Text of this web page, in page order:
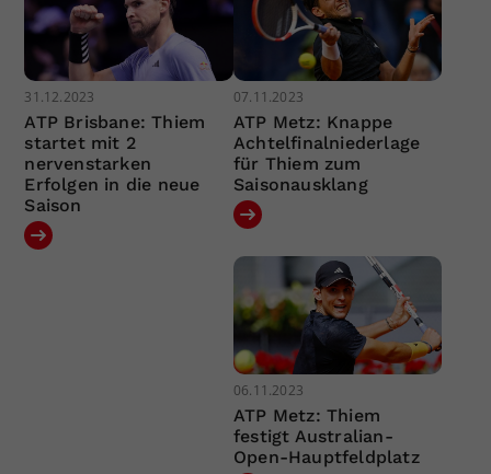
31.12.2023
ATP Brisbane: Thiem
startet mit 2
nervenstarken
Erfolgen in die neue
Saison
07.11.2023
ATP Metz: Knappe
Achtelfinalniederlage
für Thiem zum
Saisonausklang
06.11.2023
ATP Metz: Thiem
festigt Australian-
Open-Hauptfeldplatz